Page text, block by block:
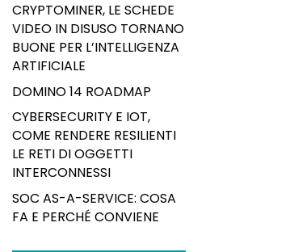
CRYPTOMINER, LE SCHEDE
VIDEO IN DISUSO TORNANO
BUONE PER L’INTELLIGENZA
ARTIFICIALE
DOMINO 14 ROADMAP
CYBERSECURITY E IOT,
COME RENDERE RESILIENTI
LE RETI DI OGGETTI
INTERCONNESSI
SOC AS-A-SERVICE: COSA
FA E PERCHÉ CONVIENE